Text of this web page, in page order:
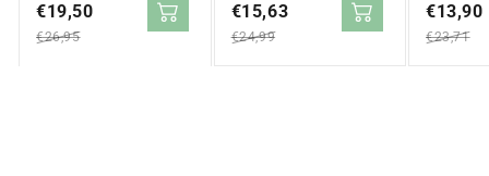
en
oferta
€19,50
regular
€26,95
en
oferta
€15,63
regular
€24,99
en
oferta
€13,90
regular
€23,71